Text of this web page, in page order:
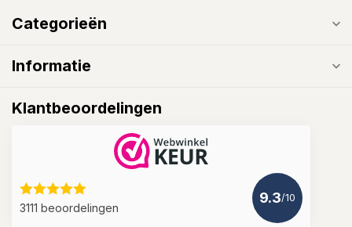
Categorieën
Informatie
Klantbeoordelingen
3111 beoordelingen
9.3/10